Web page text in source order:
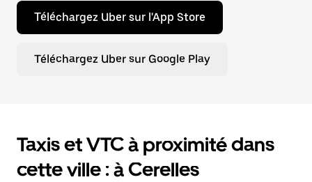
Téléchargez Uber sur l'App Store
Téléchargez Uber sur Google Play
Taxis et VTC à proximité dans
cette ville : à Cerelles